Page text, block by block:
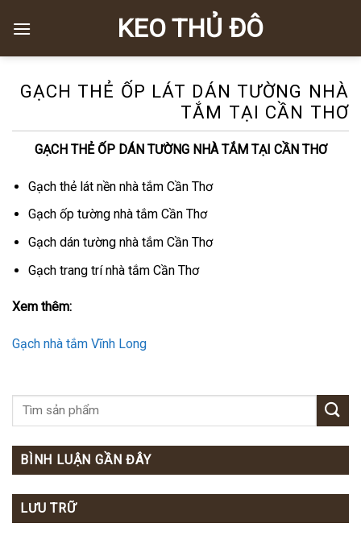
KEO THỦ ĐÔ
GẠCH THẺ ỐP LÁT DÁN TƯỜNG NHÀ
TẮM TẠI CẦN THƠ
GẠCH THẺ ỐP DÁN TƯỜNG NHÀ TẮM TẠI CẦN THƠ
Gạch thẻ lát nền nhà tắm Cần Thơ
Gạch ốp tường nhà tắm Cần Thơ
Gạch dán tường nhà tắm Cần Thơ
Gạch trang trí nhà tắm Cần Thơ
Xem thêm:
Gạch nhà tắm Vĩnh Long
BÌNH LUẬN GẦN ĐÂY
LƯU TRỮ